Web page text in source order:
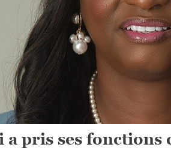
pris ses fonctions